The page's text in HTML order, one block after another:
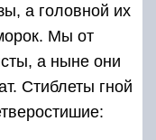
а головной их
Мы от
а ныне они
Стиблеты гной